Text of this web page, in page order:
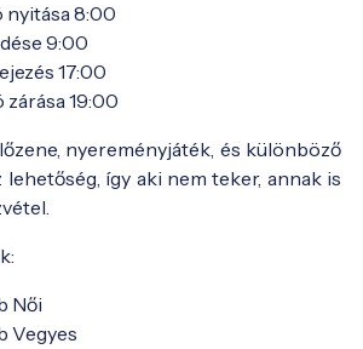
nyitása 8:00
9:00
17:00
zárása 19:00
nyereményjáték, és különböző
így aki nem teker, annak is
Női
Vegyes